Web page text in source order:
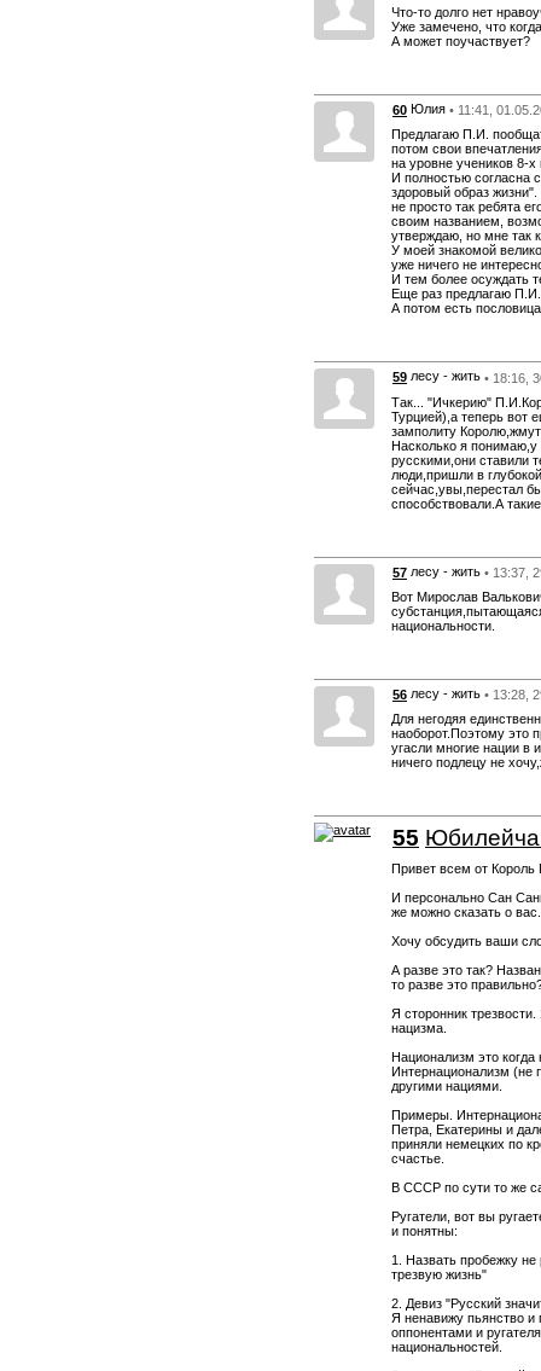
Что-то долго нет
Уже замечено, что
А может поучаствует?
60 Юлия • 11:41,
Предлагаю П.И.
потом свои
на уровне учеников 8-х
И полностью согласна
здоровый образ
не просто так ребята
своим названием,
утверждаю, но мне так
У моей знакомой
уже ничего не
И тем более осуждать
Еще раз предлагаю
А потом есть
59 лесу - жить • 18:16,
Так... "Ичкерию"
Турцией),а теперь вот
замполиту
Насколько я понимаю,у
русскими,они ставили
люди,пришли в
сейчас,увы,перестал
способствовали.А
57 лесу - жить • 13:37,
Вот Мирослав
национальности.
56 лесу - жить • 13:28,
Для негодяя
наоборот.Поэтому это
угасли многие нации в
ничего подлецу не
55
Привет всем от
И персонально Сан
же можно сказать о вас.
Хочу обсудить ваши
А разве это так?
то разве это
Я сторонник
нацизма.
Национализм это
Интернационализм (не
другими нациями.
Примеры.
Петра, Екатерины и
приняли немецких по
счастье.
В СССР по сути то же
Ругатели, вот вы
и понятны:
1. Назвать пробежку
трезвую жизнь"
2. Девиз "Русский
Я ненавижу пьянство
оппонентами и
национальностей.